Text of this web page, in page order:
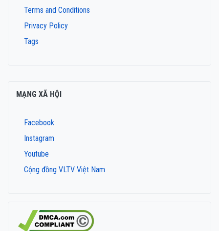
Terms and Conditions
Privacy Policy
Tags
MẠNG XÃ HỘI
Facebook
Instagram
Youtube
Cộng đồng VLTV Việt Nam